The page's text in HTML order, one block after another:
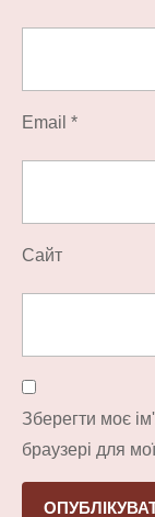
Email *
Сайт
Зберегти моє
браузері для